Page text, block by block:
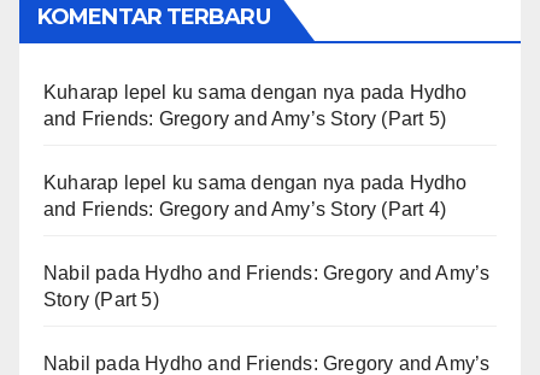
KOMENTAR TERBARU
Kuharap lepel ku sama dengan nya pada Hydho
and Friends: Gregory and Amy’s Story (Part 5)
Kuharap lepel ku sama dengan nya pada Hydho
and Friends: Gregory and Amy’s Story (Part 4)
Nabil pada Hydho and Friends: Gregory and Amy’s
Story (Part 5)
Nabil pada Hydho and Friends: Gregory and Amy’s